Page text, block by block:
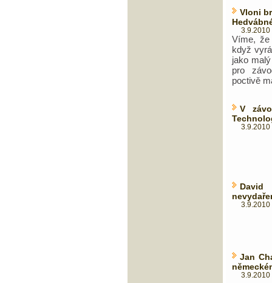
Vloni
3.9.2010
Víme,
když
jako
pro
poctivě
V
3.9.2010
3.9.2010
Jan
3.9.2010